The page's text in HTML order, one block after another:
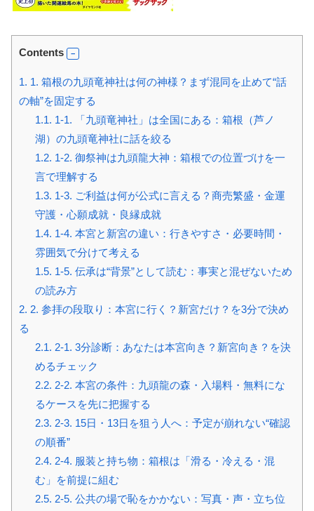
Contents
1. 1. 箱根の九頭竜神社は何の神様？まず混同を止めて“話
の軸”を固定する
1.1. 1-1. 「九頭竜神社」は全国にある：箱根（芦ノ
湖）の九頭竜神社に話を絞る
1.2. 1-2. 御祭神は九頭龍大神：箱根での位置づけを一
言で理解する
1.3. 1-3. ご利益は何が公式に言える？商売繁盛・金運
守護・心願成就・良縁成就
1.4. 1-4. 本宮と新宮の違い：行きやすさ・必要時間・
雰囲気で分けて考える
1.5. 1-5. 伝承は“背景”として読む：事実と混ぜないため
の読み方
2. 2. 参拝の段取り：本宮に行く？新宮だけ？を3分で決め
る
2.1. 2-1. 3分診断：あなたは本宮向き？新宮向き？を決
めるチェック
2.2. 2-2. 本宮の条件：九頭龍の森・入場料・無料にな
るケースを先に把握する
2.3. 2-3. 15日・13日を狙う人へ：予定が崩れない“確認
の順番”
2.4. 2-4. 服装と持ち物：箱根は「滑る・冷える・混
む」を前提に組む
2.5. 2-5. 公共の場で恥をかかない：写真・声・立ち位